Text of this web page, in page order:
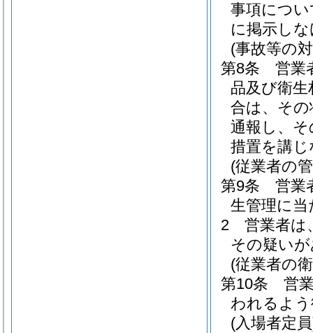
事項につ
に掲示し
(事故等の
第8条
営業
品及び衛
合は、そ
通報し、
措置を講
(従業者の
第9条
営業
生管理に
2
営業者は
その疑い
(従業者の
第10条
営
われるよ
(入場者定